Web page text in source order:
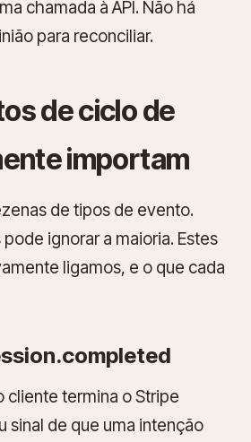
chamada à API. Não há
para reconciliar.
de ciclo de
importam
de tipos de evento.
ignorar a maioria. Estes
ligamos, e o que cada
cliente termina o Stripe
sinal de que uma intenção